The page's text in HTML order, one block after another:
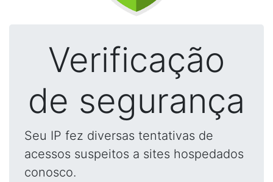
Verificação
de segurança
Seu IP fez diversas tentativas de
acessos suspeitos a sites hospedados
conosco.